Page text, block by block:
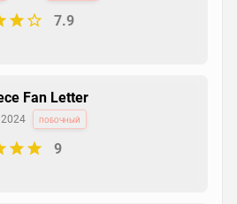
Yuke Yuke! Minna no
sensei
7.9
Fan Letter
2024 побочный
9